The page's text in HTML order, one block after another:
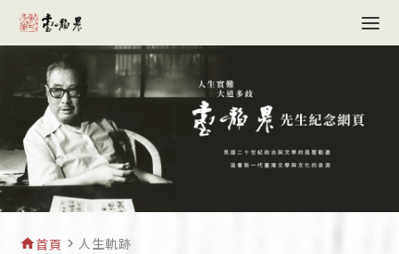
home首頁 navigate_next 人生軌跡